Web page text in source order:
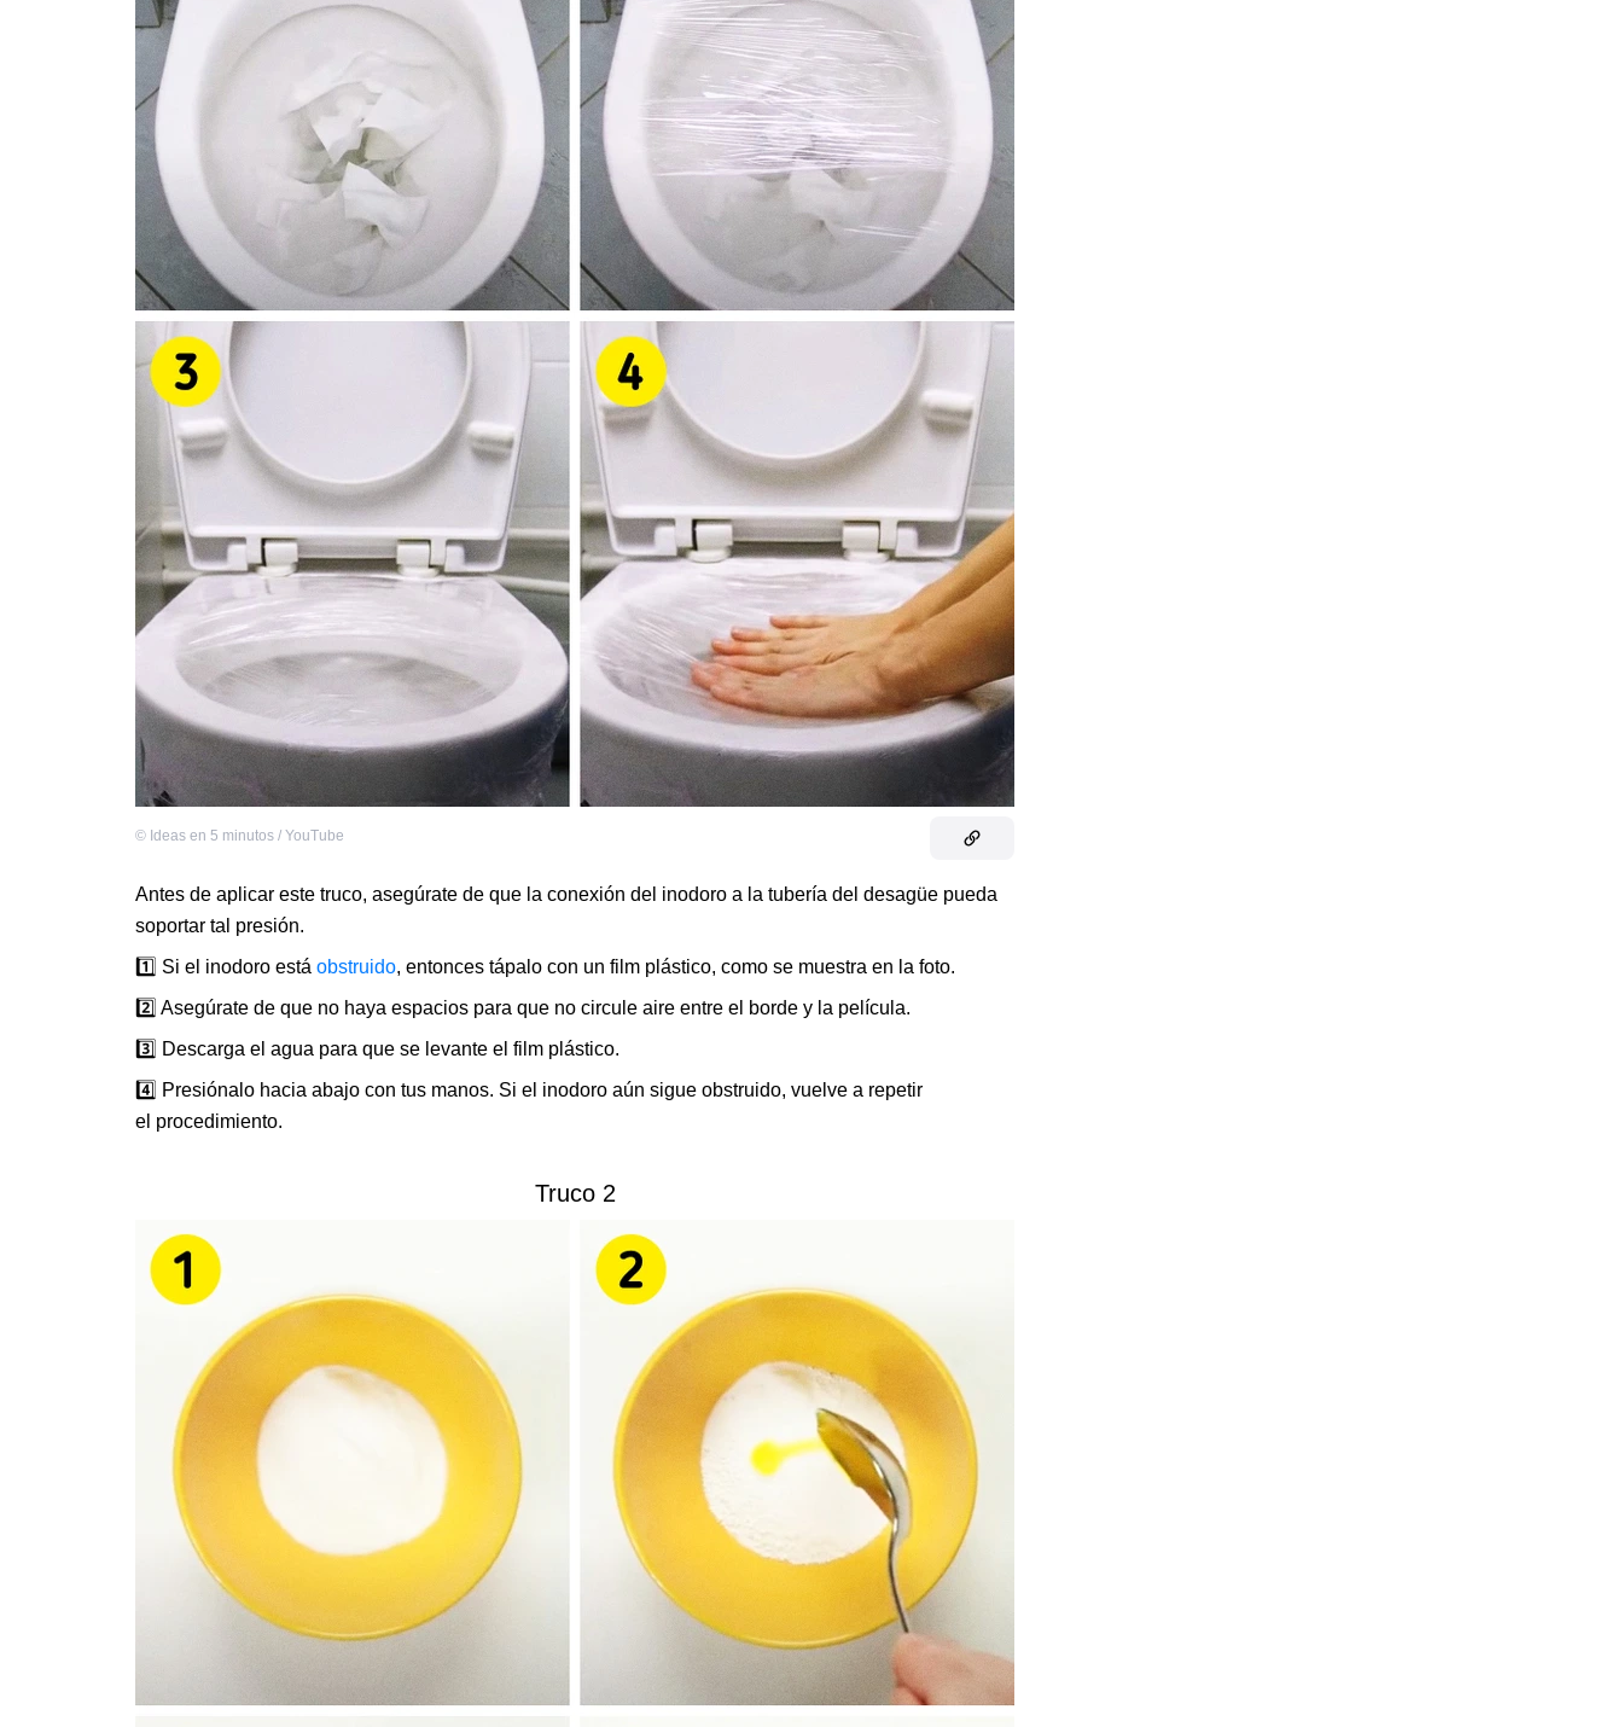
© Ideas en 5 minutos / YouTube
Antes de aplicar este truco, asegúrate de que la conexión del inodoro a la tubería del desagüe pueda
soportar tal presión.
1️⃣ Si el inodoro está obstruido, entonces tápalo con un film plástico, como se muestra en la foto.
2️⃣ Asegúrate de que no haya espacios para que no circule aire entre el borde y la película.
3️⃣ Descarga el agua para que se levante el film plástico.
4️⃣ Presiónalo hacia abajo con tus manos. Si el inodoro aún sigue obstruido, vuelve a repetir
el procedimiento.
Truco 2